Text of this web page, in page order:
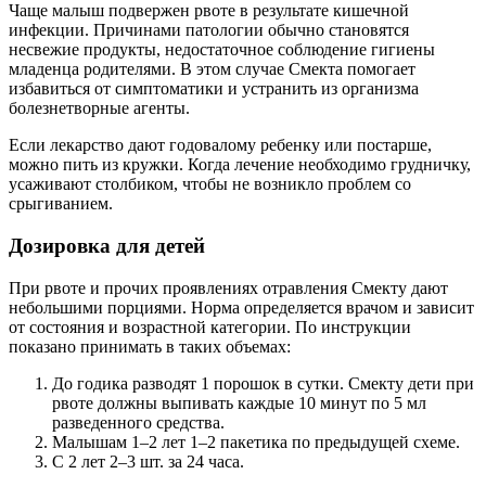
Чаще малыш подвержен рвоте в результате кишечной
инфекции. Причинами патологии обычно становятся
несвежие продукты, недостаточное соблюдение гигиены
младенца родителями. В этом случае Смекта помогает
избавиться от симптоматики и устранить из организма
болезнетворные агенты.
Если лекарство дают годовалому ребенку или постарше,
можно пить из кружки. Когда лечение необходимо грудничку,
усаживают столбиком, чтобы не возникло проблем со
срыгиванием.
Дозировка для детей
При рвоте и прочих проявлениях отравления Смекту дают
небольшими порциями. Норма определяется врачом и зависит
от состояния и возрастной категории. По инструкции
показано принимать в таких объемах:
До годика разводят 1 порошок в сутки. Смекту дети при
рвоте должны выпивать каждые 10 минут по 5 мл
разведенного средства.
Малышам 1–2 лет 1–2 пакетика по предыдущей схеме.
С 2 лет 2–3 шт. за 24 часа.